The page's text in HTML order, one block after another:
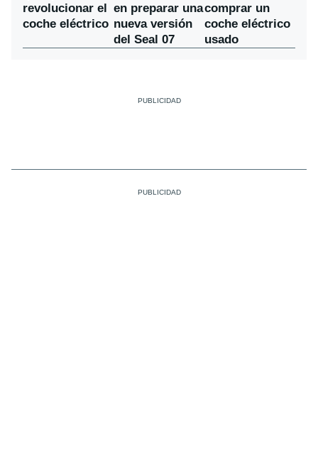
revolucionar el
coche eléctrico
en preparar una
nueva versión
del Seal 07
comprar un
coche eléctrico
usado